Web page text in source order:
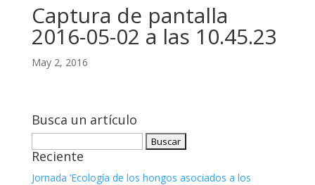
Captura de pantalla
2016-05-02 a las 10.45.23
May 2, 2016
Busca un artículo
Reciente
Jornada ‘Ecología de los hongos asociados a los